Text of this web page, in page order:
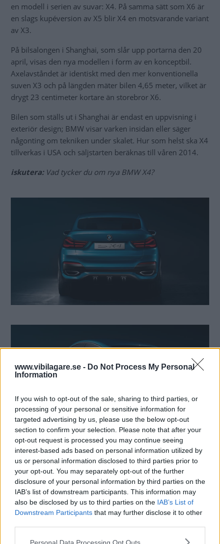
www.vibilagare.se - Do Not Process My Personal
Information
If you wish to opt-out of the sale, sharing to third parties, or
processing of your personal or sensitive information for
targeted advertising by us, please use the below opt-out
section to confirm your selection. Please note that after your
opt-out request is processed you may continue seeing
interest-based ads based on personal information utilized by
us or personal information disclosed to third parties prior to
your opt-out. You may separately opt-out of the further
disclosure of your personal information by third parties on the
IAB’s list of downstream participants. This information may
also be disclosed by us to third parties on the IAB’s List of
Downstream Participants that may further disclose it to other
Please note that this website/app uses one or more Google
Personal Data Processing Opt Outs
en modell i serien av suvar: X4. På samma sätt som X6 är
en slags kupéversion av X5 blir X4 en motsvarande variant
av X3.
På bilsalongen i Shanghai, som slår upp portarna den 20
april, visas den nya modellen i form av en konceptbil.
Axelavståndet är identiskt med den mer konventionella
suven X3 och på längden mäter bilen 4,65 meter, vilket är
drygt 23 centimeter kortare än storebror X6.
Bilen som ställs ut i Shanghai är endast en uppvisning i
exteriör design; BMW visar varken insidan eller säger
någonting om tekniken under skalet. Hur som helst ska X4
tillverkas i USA och säljstarten beräknas till våren 2014.
iskutera: Vad tycker du om nya BMW X4?